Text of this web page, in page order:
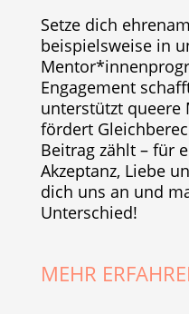
Setze dich
beispielsweise in
Engagement
unterstützt queere
fördert
Beitrag zählt – für
Akzeptanz, Liebe
dich uns an und
Unterschied!
MEHR